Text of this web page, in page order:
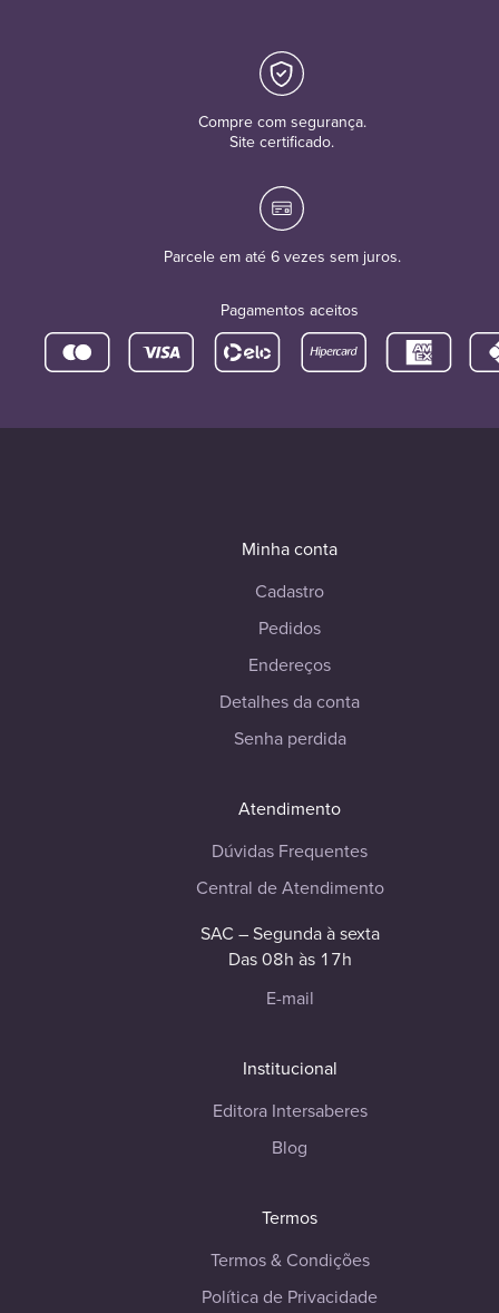
Compre com segurança.
Site certificado.
Parcele em até 6 vezes sem juros.
Pagamentos aceitos
Minha conta
Cadastro
Pedidos
Endereços
Detalhes da conta
Senha perdida
Atendimento
Dúvidas Frequentes
Central de Atendimento
SAC – Segunda à sexta
Das 08h às 17h
E-mail
Institucional
Editora Intersaberes
Blog
Termos
Termos & Condições
Política de Privacidade